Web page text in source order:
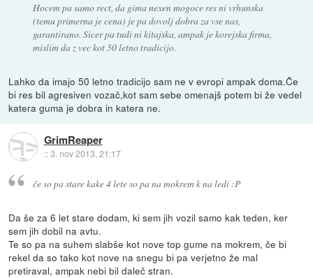
Hocem pa samo rect, da gima nexen mogoce res ni vrhunska
(temu primerna je cena) je pa dovolj dobra za vse nas,
garantirano. Sicer pa tudi ni kitajska, ampak je korejska firma,
mislim da z vec kot 50 letno tradicijo.
Lahko da imajo 50 letno tradicijo sam ne v evropi ampak doma.Če
bi res bil agresiven vozač,kot sam sebe omenajš potem bi že vedel
katera guma je dobra in katera ne.
GrimReaper
::3. nov 2013, 21:17
če so pa stare kake 4 lete so pa na mokrem k na ledi :P
Da še za 6 let stare dodam, ki sem jih vozil samo kak teden, ker
sem jih dobil na avtu.
Te so pa na suhem slabše kot nove top gume na mokrem, če bi
rekel da so tako kot nove na snegu bi pa verjetno že mal
pretiraval, ampak nebi bil daleč stran.